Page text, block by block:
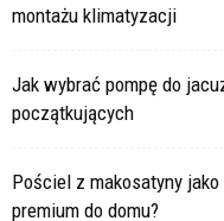
montażu klimatyzacji
Jak wybrać pompę do
początkujących
Pościel z makosatyny
premium do domu?